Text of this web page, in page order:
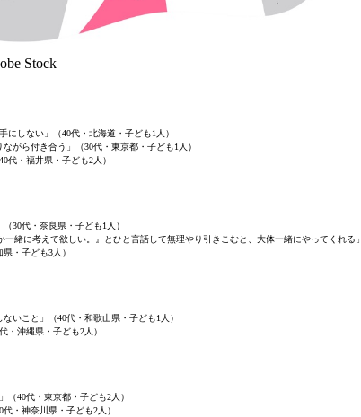
Stock
にしない」（40代・北海道・子ども1人）
がら付き合う」（30代・東京都・子ども1人）
代・福井県・子ども2人）
30代・奈良県・子ども1人）
緒に考えて欲しい。』とひと言話して無理やり引きこむと、大体一緒にやってくれる」
県・子ども3人）
いこと」（40代・和歌山県・子ども1人）
・沖縄県・子ども2人）
（40代・東京都・子ども2人）
代・神奈川県・子ども2人）